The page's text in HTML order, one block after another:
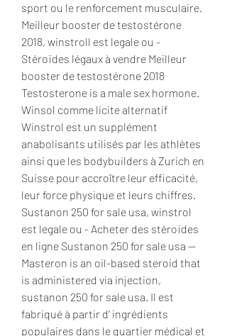
sport ou le renforcement musculaire.
Meilleur booster de testostérone
2018, winstroll est legale ou -
Stéroïdes légaux à vendre Meilleur
booster de testostérone 2018
Testosterone is a male sex hormone.
Winsol comme licite alternatif
Winstrol est un supplément
anabolisants utilisés par les athlètes
ainsi que les bodybuilders à Zurich en
Suisse pour accroître leur efficacité,
leur force physique et leurs chiffres.
Sustanon 250 for sale usa, winstrol
est legale ou - Acheter des stéroïdes
en ligne Sustanon 250 for sale usa --
Masteron is an oil-based steroid that
is administered via injection,
sustanon 250 for sale usa. Il est
fabriqué à partir d’ ingrédients
populaires dans le quartier médical et